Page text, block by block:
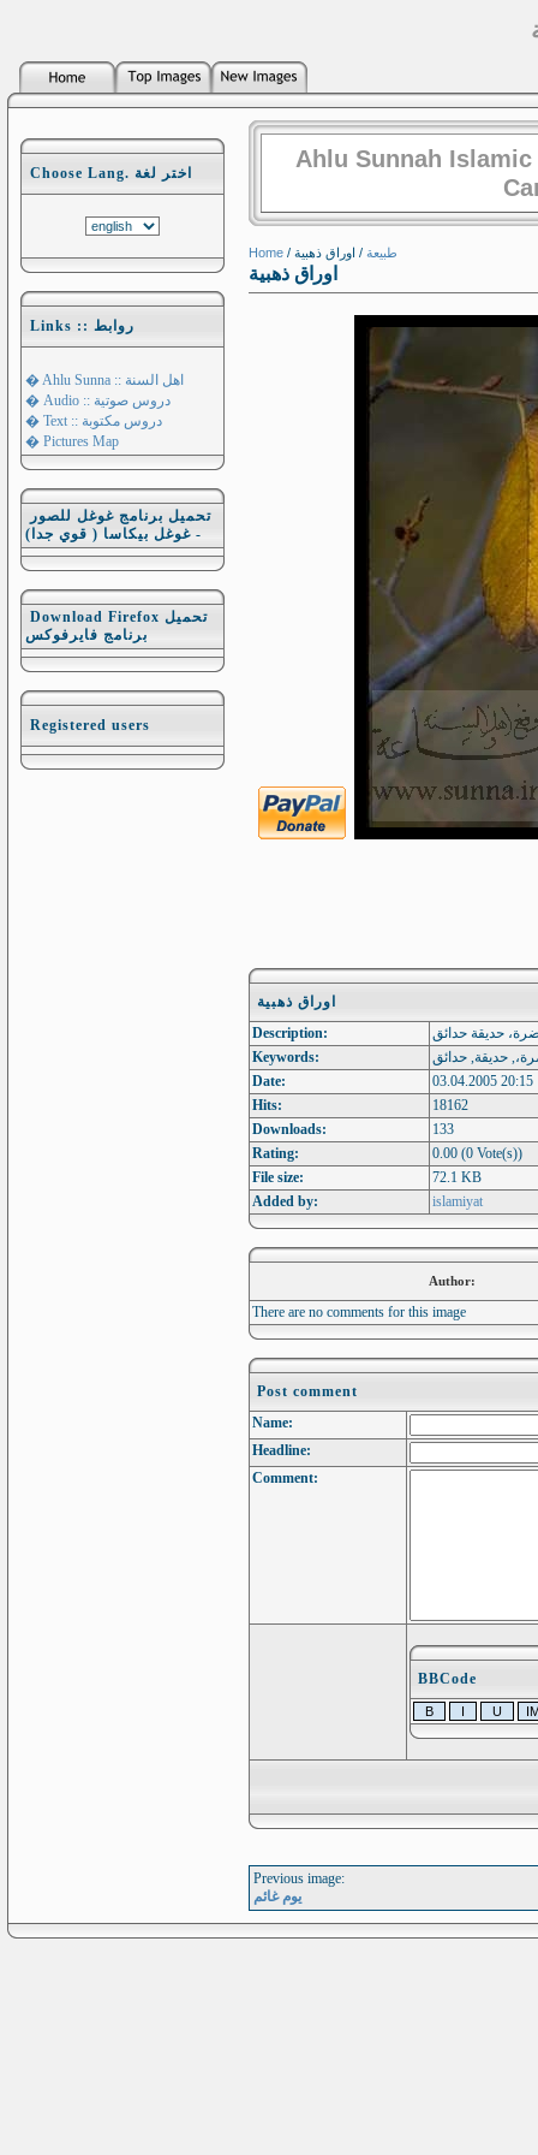
Choose Lang. اختر لغة
Links :: روابط
� Ahlu Sunna :: اهل السنة
� Audio :: دروس صوتية
� Text :: دروس مكتوبة
� Pictures Map
تحميل برنامج غوغل للصور
- غوغل بيكاسا ( قوي جدا)
Download Firefox تحميل
برنامج فايرفوكس
Registered users
Ahlu Sunnah
Home / طبيعة / اوراق ذهبية
اوراق ذهبية
اوراق ذهبية
Description:
حديقة حدائق
Keywords:
حديقة, حدائق
Date:
03.04.2005 20:15
Hits:
18162
Downloads:
133
Rating:
0.00 (0 Vote(s))
File size:
72.1 KB
Added by:
islamiyat
Author:
There are no comments for this image
Post comment
Name:
Headline:
Comment:
BBCode
Previous image:
يوم غائم